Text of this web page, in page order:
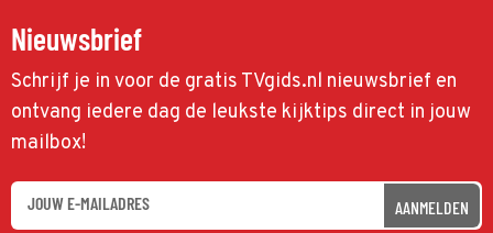
Nieuwsbrief
Schrijf je in voor de gratis TVgids.nl nieuwsbrief en
ontvang iedere dag de leukste kijktips direct in jouw
mailbox!
AANMELDEN